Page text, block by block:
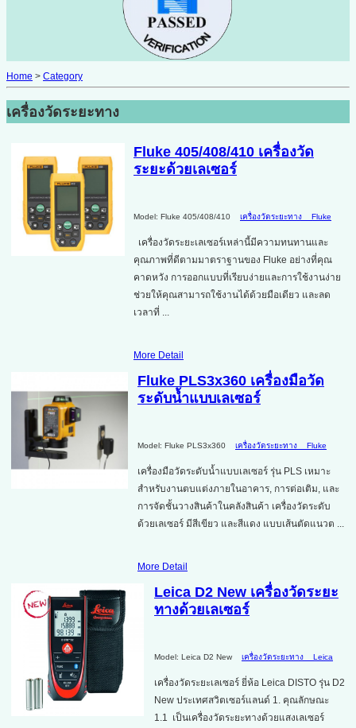
Home > Category
เครื่องวัดระยะทาง
Fluke 405/408/410 เครื่องวัด
ระยะด้วยเลเซอร์
Model: Fluke 405/408/410 เครื่องวัดระยะทาง Fluke
เครื่องวัดระยะเลเซอร์เหล่านี้มีความทนทานและ
คุณภาพที่ดีตามมาตราฐานของ Fluke อย่างที่คุณ
คาดหวัง การออกแบบที่เรียบง่ายและการใช้งานง่าย
ช่วยให้คุณสามารถใช้งานได้ด้วยมือเดียว และลด
เวลาที่ ...
More Detail
Fluke PLS3x360 เครื่องมือวัด
ระดับน้ำแบบเลเซอร์
Model: Fluke PLS3x360 เครื่องวัดระยะทาง Fluke
เครื่องมือวัดระดับน้ำแบบเลเซอร์ รุ่น PLS เหมาะ
สำหรับงานตบแต่งภายในอาคาร, การต่อเติม, และ
การจัดชั้นวางสินค้าในคลังสินค้า เครื่องวัดระดับ
ด้วยเลเซอร์ มีสีเขียว และสีแดง แบบเส้นตัดแนวต ...
More Detail
Leica D2 New เครื่องวัดระยะ
ทางด้วยเลเซอร์
Model: Leica D2 New เครื่องวัดระยะทาง Leica
เครื่องวัดระยะเลเซอร์ ยี่ห้อ Leica DISTO รุ่น D2
New ประเทศสวิตเซอร์แลนด์ 1. คุณลักษณะ
1.1 เป็นเครื่องวัดระยะทางด้วยแสงเลเซอร์